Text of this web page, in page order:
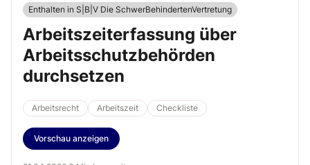
Enthalten in S|B|V Die SchwerBehindertenVertretung
Arbeitszeiterfassung über
Arbeitsschutzbehörden
durchsetzen
Arbeitsrecht Arbeitszeit Checkliste
Vorschau anzeigen